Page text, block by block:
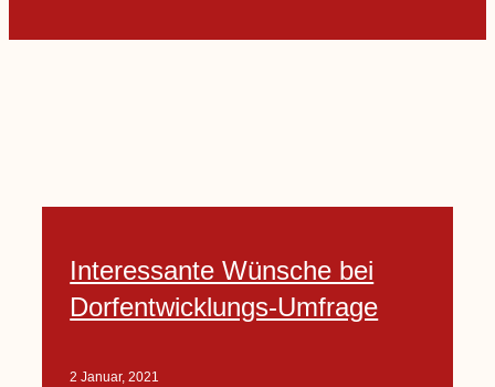
Interessante Wünsche bei
Dorfentwicklungs-Umfrage
2 Januar, 2021